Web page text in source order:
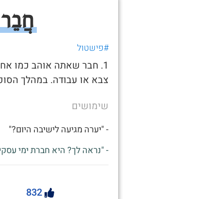
#פישטול
1. חבר שאתה אוהב כמו
צבא או עבודה. במהלך
שימושים
- "יערה מגיעה לישיבה היום?"
- "נראה לך? היא חברת ימי
832